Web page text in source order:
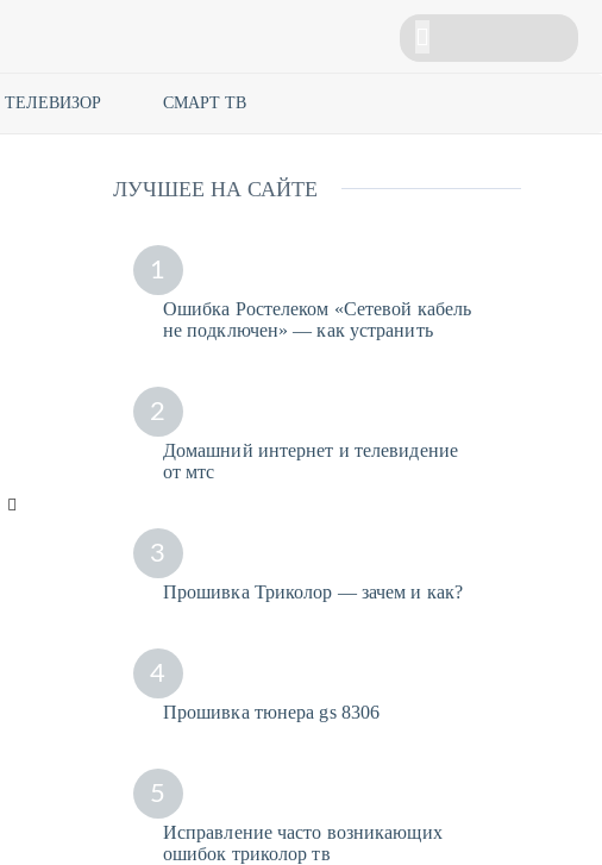
ТЕЛЕВИЗОР СМАРТ ТВ
ЛУЧШЕЕ НА САЙТЕ
1
Ошибка Ростелеком «Сетевой кабель
не подключен» — как устранить
2
Домашний интернет и телевидение
от мтс
3
Прошивка Триколор — зачем и как?
4
Прошивка тюнера gs 8306
5
Исправление часто возникающих
ошибок триколор тв